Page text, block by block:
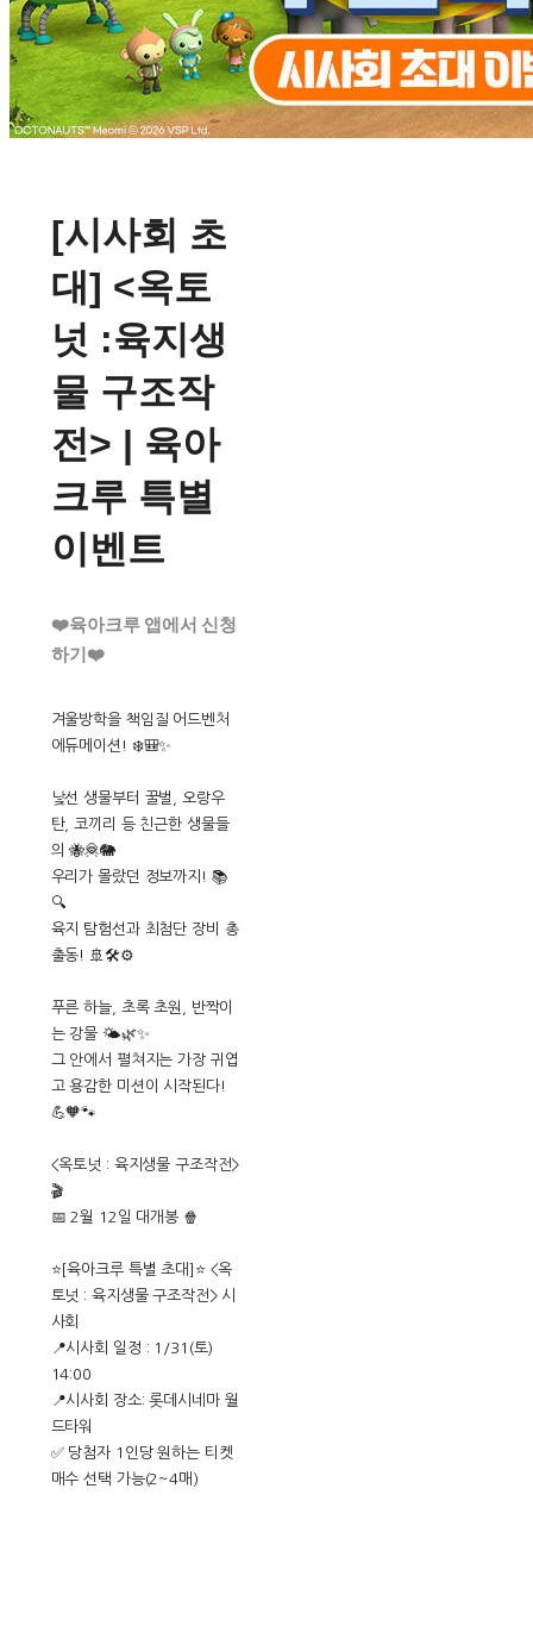
[시사회 초
대] <옥토
넛 :육지생
물 구조작
전> | 육아
크루 특별
이벤트
❤️육아크루 앱에서 신청
하기❤️
겨울방학을 책임질 어드벤처
에듀메이션! ❄️🎒✨
낯선 생물부터 꿀벌, 오랑우
탄, 코끼리 등 친근한 생물들
의 🐝🦧🐘
우리가 몰랐던 정보까지! 📚
🔍
육지 탐험선과 최첨단 장비 총
출동! 🚢🛠️⚙️
푸른 하늘, 초록 초원, 반짝이
는 강물 🌤️🌿✨
그 안에서 펼쳐지는 가장 귀엽
고 용감한 미션이 시작된다!
💪🧡🐾
<옥토넛 : 육지생물 구조작전>
🎬
📅 2월 12일 대개봉 🍿
⭐️[육아크루 특별 초대]⭐️ <옥
토넛 : 육지생물 구조작전> 시
사회
📍시사회 일정 : 1/31(토)
14:00
📍시사회 장소: 롯데시네마 월
드타워
✅ 당첨자 1인당 원하는 티켓
매수 선택 가능(2~4매)